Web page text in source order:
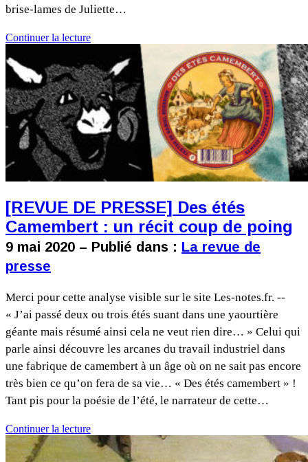
brise-lames de Juliette…
Continuer la lecture
[REVUE DE PRESSE] Des étés
Camembert : un récit coup de poing
9 mai 2020 – Publié dans : La revue de
presse
Merci pour cette analyse visible sur le site Les-notes.fr. --
« J’ai passé deux ou trois étés suant dans une yaourtière
géante mais résumé ainsi cela ne veut rien dire… » Celui qui
parle ainsi découvre les arcanes du travail industriel dans
une fabrique de camembert à un âge où on ne sait pas encore
très bien ce qu’on fera de sa vie… « Des étés camembert » !
Tant pis pour la poésie de l’été, le narrateur de cette…
Continuer la lecture